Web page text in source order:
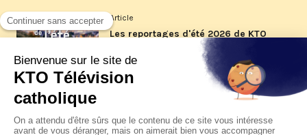
Article
Les reportages d'été 2026 de KTO
Article
La visite pastorale du pape Léon
jeudi 6 août